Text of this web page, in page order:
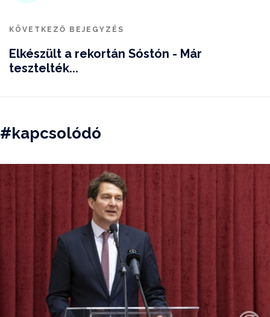
KÖVETKEZŐ BEJEGYZÉS
Elkészült a rekortán Sóstón - Már
tesztelték...
#kapcsolódó